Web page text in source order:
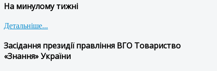
На минулому тижні
Детальніше...
Засідання президії правління ВГО Товариство
«Знання» України